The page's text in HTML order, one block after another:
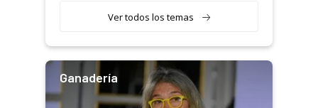
variedades que marcan un
salto tecnológico en genética y
Ver todos los temas
Ganadería